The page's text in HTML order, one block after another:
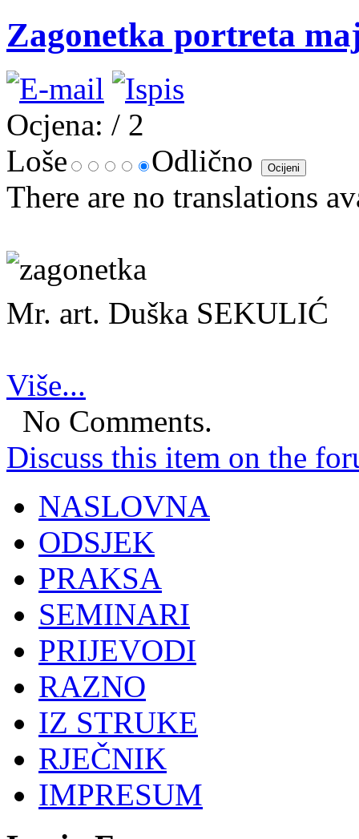
Zagonetka portreta
Ocjena: / 2
Loše
Odlično
There are no translations
Mr. art. Duška SEKULIĆ
Više...
No Comments.
Discuss this item on the
NASLOVNA
ODSJEK
PRAKSA
SEMINARI
PRIJEVODI
RAZNO
IZ STRUKE
RJEČNIK
IMPRESUM